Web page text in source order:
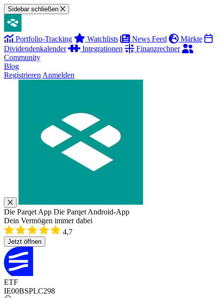
Sidebar schließen
Portfolio-Tracking Watchlists News Feed
Märkte
Dividendenkalender
Integrationen
Finanzrechner
Community
Blog
Registrieren Anmelden
Die Parqet App Die Parqet Android-App
Dein Vermögen immer dabei
4,7
Jetzt öffnen
ETF
IE00BSPLC298